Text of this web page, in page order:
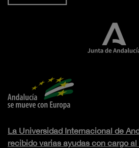
La Universidad Internacional de
recibido varias ayudas con cargo